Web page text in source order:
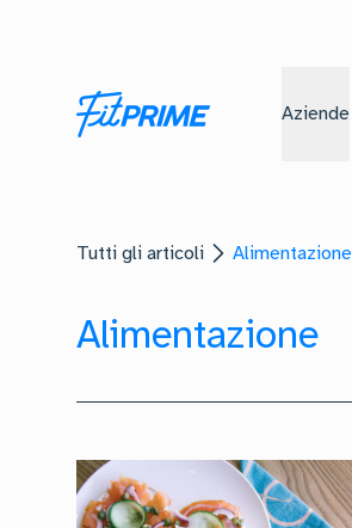
Aziende
Tutti gli articoli Alimentazione
Alimentazione